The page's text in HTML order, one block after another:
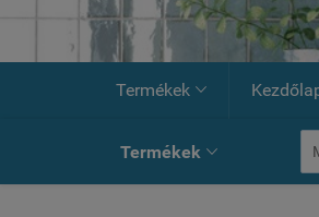
Termékek 
Termékek 